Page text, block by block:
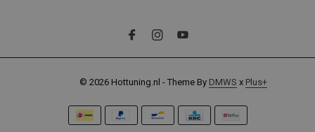
© 2026 Hottuning.nl - Theme By DMWS x Plus+